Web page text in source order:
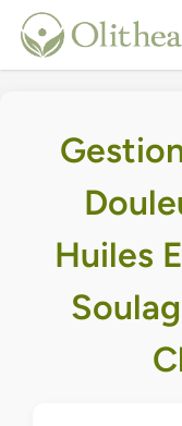
Huiles